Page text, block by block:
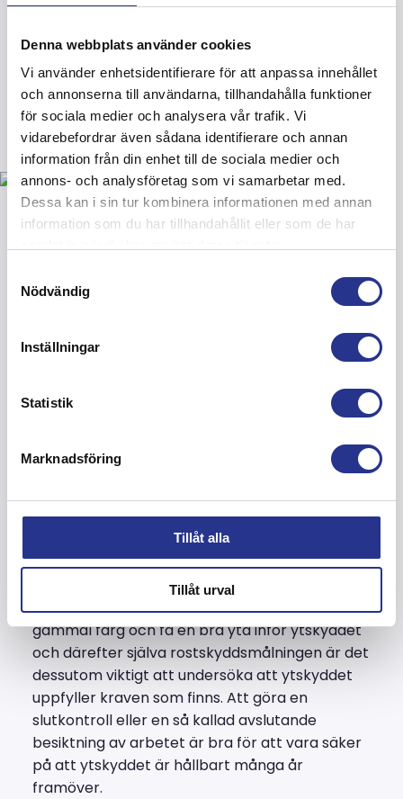
Denna webbplats använder cookies
Vi använder enhetsidentifierare för att anpassa innehållet
och annonserna till användarna, tillhandahålla funktioner
för sociala medier och analysera vår trafik. Vi
vidarebefordrar även sådana identifierare och annan
information från din enhet till de sociala medier och
annons- och analysföretag som vi samarbetar med.
Dessa kan i sin tur kombinera informationen med annan
information som du har tillhandahållit eller som de har
Nödvändig
Inställningar
Statistik
Marknadsföring
Tillåt alla
Tillåt urval
Broar
Cisterner
Fartyg
Garage och parkeringshus
Övriga konstruktioner
kraven
Efter arbetet med förbehandling som till
exempel kan vara blästring för att få bort
gammal färg och få en bra yta inför ytskyddet
och därefter själva rostskyddsmålningen är det
dessutom viktigt att undersöka att ytskyddet
uppfyller kraven som finns. Att göra en
slutkontroll eller en så kallad avslutande
besiktning av arbetet är bra för att vara säker
på att ytskyddet är hållbart många år
framöver.